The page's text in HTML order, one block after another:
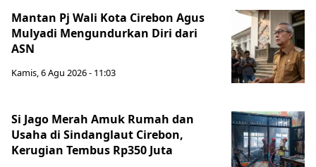
Mantan Pj Wali Kota Cirebon Agus
Mulyadi Mengundurkan Diri dari
ASN
Kamis, 6 Agu 2026 - 11:03
Si Jago Merah Amuk Rumah dan
Usaha di Sindanglaut Cirebon,
Kerugian Tembus Rp350 Juta